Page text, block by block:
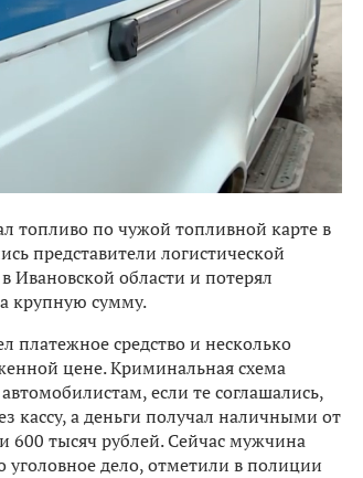
топливо по чужой топливной карте в
представители логистической
области и потерял
крупную сумму.
средство и несколько
цене. Криминальная схема
если те соглашались,
кассу, а деньги получал наличными от
600 тысяч рублей. Сейчас мужчина
уголовное дело, отметили в полиции